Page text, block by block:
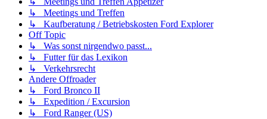
↳ Meetings und Treffen
↳ Kaufberatung / Betriebskosten Ford Explorer
Off Topic
↳ Was sonst nirgendwo passt...
↳ Futter für das Lexikon
↳ Verkehrsrecht
Andere Offroader
↳ Ford Bronco II
↳ Expedition / Excursion
↳ Ford Ranger (US)